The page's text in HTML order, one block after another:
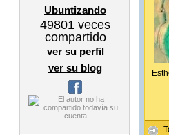
Ubuntizando
49801 veces
compartido
ver su perfil
ver su blog